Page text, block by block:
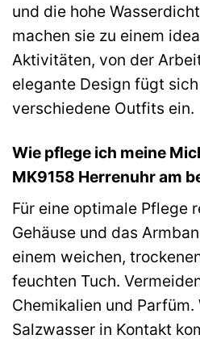
und die hohe
machen sie zu einem
Aktivitäten, von der
elegante Design fügt
verschiedene Outfits ein.
Wie pflege ich meine
MK9158 Herrenuhr am
Für eine optimale Pflege
Gehäuse und das
einem weichen,
feuchten Tuch.
Chemikalien und Parfüm.
Salzwasser in Kontakt